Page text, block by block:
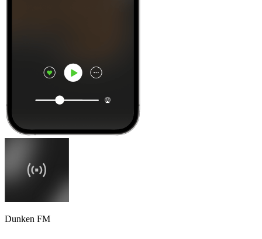
Dunken FM